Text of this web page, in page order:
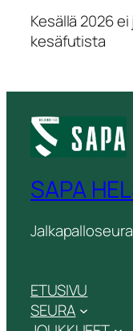
Kesällä 2026
kesäfutista
SAPA
Jalkapalloseura
ETUSIVU
SEURA